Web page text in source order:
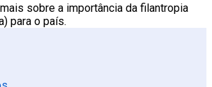
sobre a importância da filantropia
para o país.